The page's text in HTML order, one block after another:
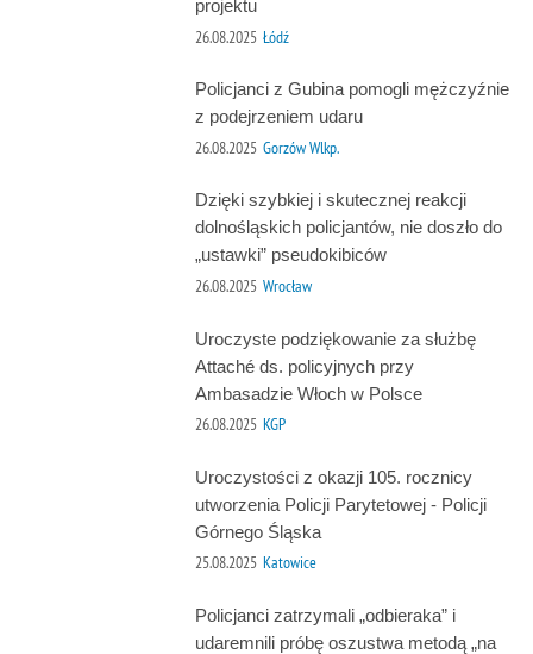
projektu
26.08.2025 Łódź
Policjanci z Gubina pomogli mężczyźnie
z podejrzeniem udaru
26.08.2025 Gorzów Wlkp.
Dzięki szybkiej i skutecznej reakcji
dolnośląskich policjantów, nie doszło do
„ustawki” pseudokibiców
26.08.2025 Wrocław
Uroczyste podziękowanie za służbę
Attaché ds. policyjnych przy
Ambasadzie Włoch w Polsce
26.08.2025 KGP
Uroczystości z okazji 105. rocznicy
utworzenia Policji Parytetowej - Policji
Górnego Śląska
25.08.2025 Katowice
Policjanci zatrzymali „odbieraka” i
udaremnili próbę oszustwa metodą „na